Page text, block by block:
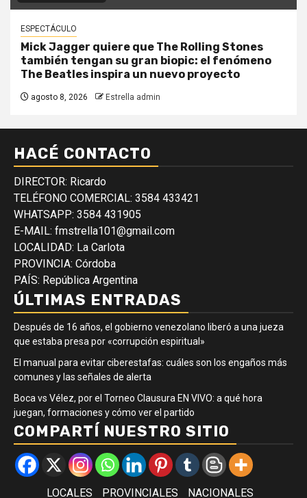
ESPECTÁCULO
Mick Jagger quiere que The Rolling Stones
también tengan su gran biopic: el fenómeno
The Beatles inspira un nuevo proyecto
agosto 8, 2026 Estrella admin
HACÉ CONTACTO
DIRECTOR: Ricardo
TELÉFONO COMERCIAL: 3584 433421
WHATSAPP: 3584 431905
E-MAIL: fmstrella101@gmail.com
LOCALIDAD: La Carlota
PROVINCIA: Córdoba
PAÍS: República Argentina
ÚLTIMAS ENTRADAS
Después de 16 años, el gobierno venezolano liberó a una jueza
que estaba presa por «corrupción espiritual»
El manual para evitar ciberestafas: cuáles son los engaños más
comunes y las señales de alerta
Boca vs Vélez, por el Torneo Clausura EN VIVO: a qué hora
juegan, formaciones y cómo ver el partido
COMPARTÍ NUESTRO SITIO
LOCALES PROVINCIALES NACIONALES